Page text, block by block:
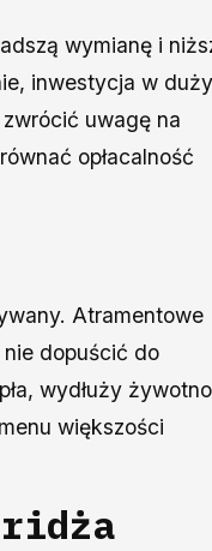
wymianę i
inwestycja w duży
uwagę na
opłacalność
Atramentowe
dopuścić do
wydłuży
większości